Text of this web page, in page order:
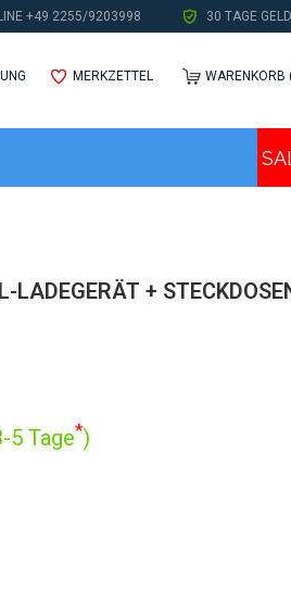
+49 2255/9203998 30 TAGE
MERKZETTEL WARENKORB
LADEGERÄT +
5 Tage*)